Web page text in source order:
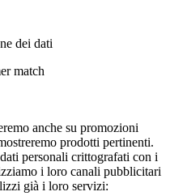
dei dati
match
anche su promozioni
prodotti pertinenti.
personali crittografati con i
i loro canali pubblicitari
già i loro servizi: